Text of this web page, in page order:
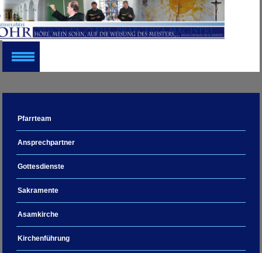
Pfarrteam
Ansprechpartner
Gottesdienste
Sakramente
Asamkirche
Kirchenführung